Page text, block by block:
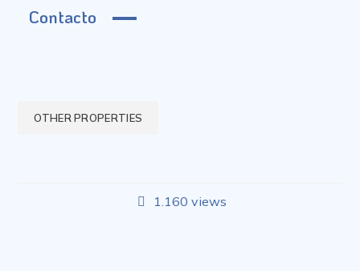
Contacto
OTHER PROPERTIES
1.160 views